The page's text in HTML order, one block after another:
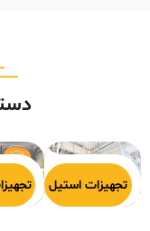
پخت
تجهیزات استیل